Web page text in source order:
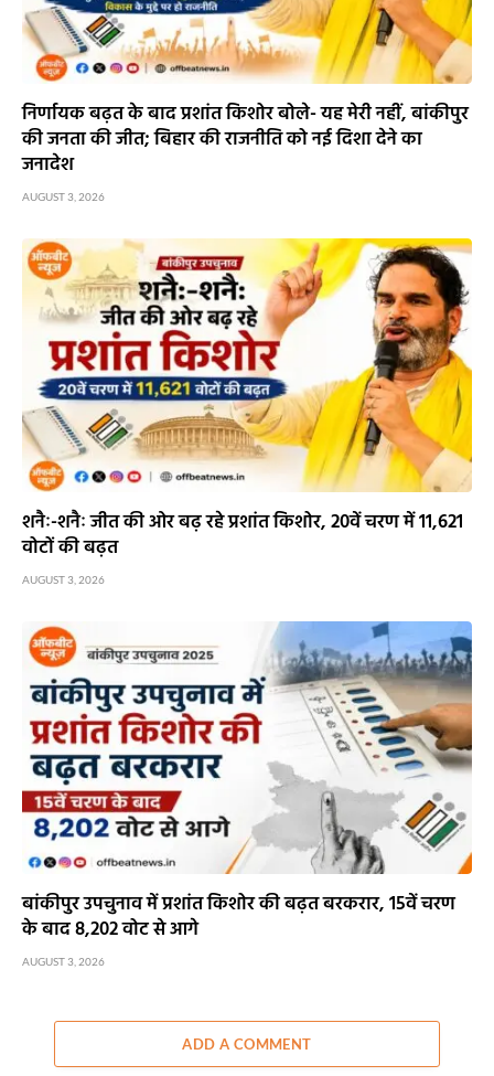
निर्णायक बढ़त के बाद प्रशांत किशोर बोले- यह मेरी नहीं, बांकीपुर
की जनता की जीत; बिहार की राजनीति को नई दिशा देने का
जनादेश
AUGUST 3, 2026
शनैः-शनैः जीत की ओर बढ़ रहे प्रशांत किशोर, 20वें चरण में 11,621
वोटों की बढ़त
AUGUST 3, 2026
बांकीपुर उपचुनाव में प्रशांत किशोर की बढ़त बरकरार, 15वें चरण
के बाद 8,202 वोट से आगे
AUGUST 3, 2026
ADD A COMMENT